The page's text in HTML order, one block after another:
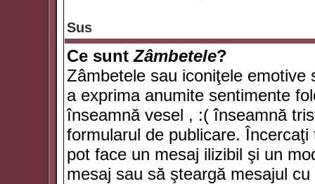
Sus
Ce suntZâmbetele?
Zâmbetele sau iconiţele
a exprima anumite sentimente
înseamnă vesel , :( înseamnă
formularul de publicare.
pot face un mesaj ilizibil şi un
mesaj sau să şteargă mesajul cu